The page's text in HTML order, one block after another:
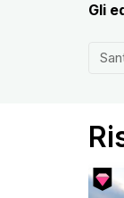
Gli